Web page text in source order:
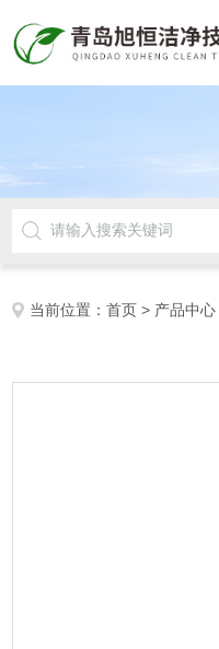
当前位置：首页 > 产品中心